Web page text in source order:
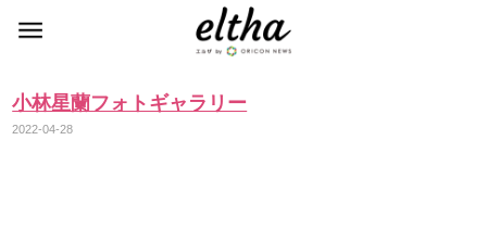
小林星蘭フォトギャラリー
2022-04-28